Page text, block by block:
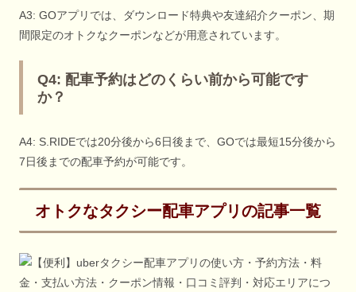
A3: GOアプリでは、ダウンロード特典や友達紹介クーポン、期
間限定のオトクなクーポンなどが用意されています。
Q4: 配車予約はどのくらい前から可能です
か？
A4: S.RIDEでは20分後から6日後まで、GOでは最短15分後から
7日後までの配車予約が可能です。
オトクなタクシー配車アプリの記事一覧